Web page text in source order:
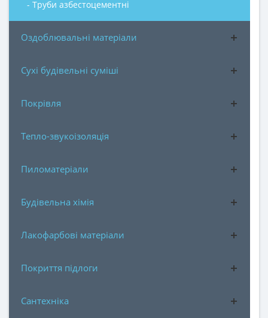
- Труби азбестоцементні
Оздоблювальні матеріали
Сухі будівельні суміші
Покрівля
Тепло-звукоізоляція
Пиломатеріали
Будівельна хімія
Лакофарбові матеріали
Покриття підлоги
Сантехніка